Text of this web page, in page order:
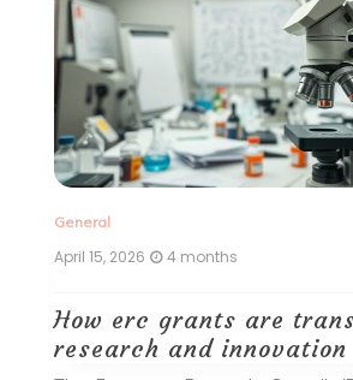
General
April 15, 2026 4 months
How erc grants are
research and